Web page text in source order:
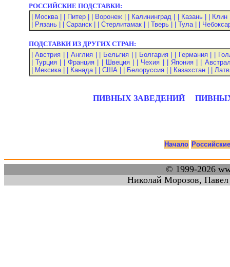
РОССИЙСКИЕ ПОДСТАВКИ:
| Москва |
| Питер | | Воронеж | | Калининград | | Казань |
| Клин
| Рязань |
| Саранск | | Стерлитамак | | Тверь | | Тула | |
ПОДСТАВКИ ИЗ ДРУГИХ СТРАН:
| Австрия |
| Англия | | Бельгия | | Болгария | | Германия |
|
| Турция |
| Франция | | Швеция | | Чехия | | Япония |
|
| Мексика |
| Канада | | США | | Белоруссия | | Казахстан | |
ПИВНЫХ ЗАВЕДЕНИЙ
Начало Российские
© 1999-2026
Николай Морозов,